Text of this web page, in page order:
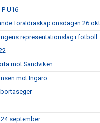
P U16
föräldraskap onsdagen 26
representationslag i fotboll
mot Sandviken
mot Ingarö
september